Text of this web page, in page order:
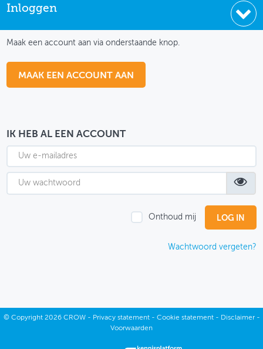
NIEUWS
THEMASITES
MIJN PROFIEL
GEBRUIKER
Inloggen
Maak een account aan via onderstaande knop.
MAAK EEN ACCOUNT AAN
IK HEB AL EEN ACCOUNT
Onthoud mij
Wachtwoord vergeten?
© Copyright2026 CROW - Privacy statement- Cookie statement- Disclaimer-
Voorwaarden